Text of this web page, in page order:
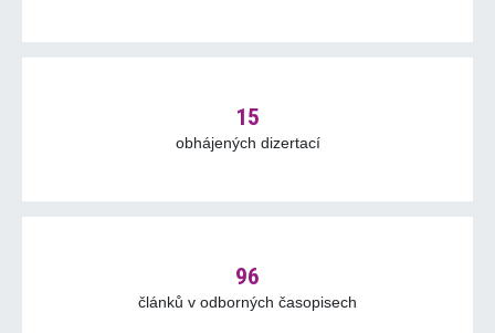
15
obhájených dizertací
96
článků v odborných časopisech